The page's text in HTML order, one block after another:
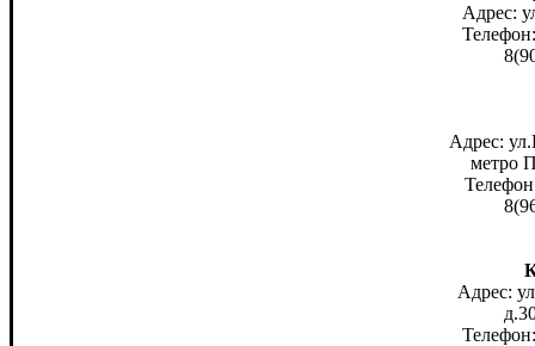
Адрес:
Адрес:
метро
Адрес: